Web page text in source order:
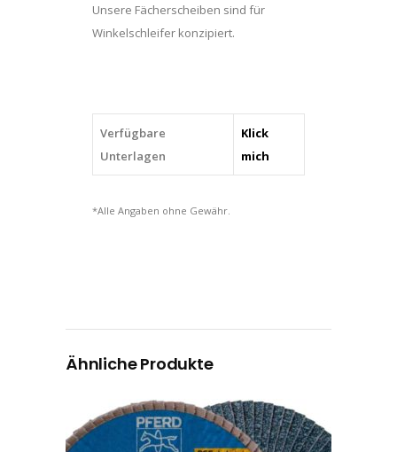
Unsere Fächerscheiben sind für
Winkelschleifer konzipiert.
Verfügbare
Unterlagen
Klick
mich
*Alle Angaben ohne Gewähr.
Ähnliche Produkte